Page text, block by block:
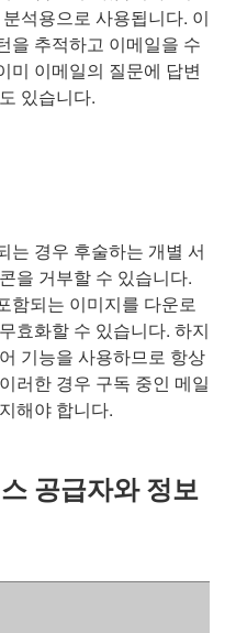
석용으로 사용됩니다. 이
을 추적하고 이메일을 수
미 이메일의 질문에 답변
있습니다.
는 경우 후술하는 개별 서
을 거부할 수 있습니다.
함되는 이미지를 다운로
효화할 수 있습니다. 하지
기능을 사용하므로 항상
러한 경우 구독 중인 메일
해야 합니다.
공급자와 정보